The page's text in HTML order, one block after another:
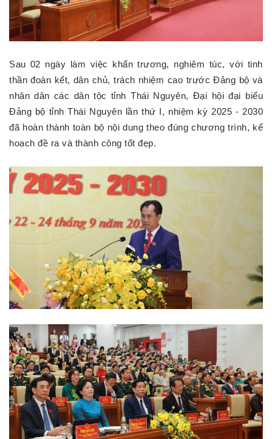
Sau 02 ngày làm việc khẩn trương, nghiêm túc, với tinh
thần đoàn kết, dân chủ, trách nhiệm cao trước Đảng bộ và
nhân dân các dân tộc tỉnh Thái Nguyên, Đại hội đại biểu
Đảng bộ tỉnh Thái Nguyên lần thứ I, nhiệm kỳ 2025 - 2030
đã hoàn thành toàn bộ nội dung theo đúng chương trình, kế
hoạch đề ra và thành công tốt đẹp.